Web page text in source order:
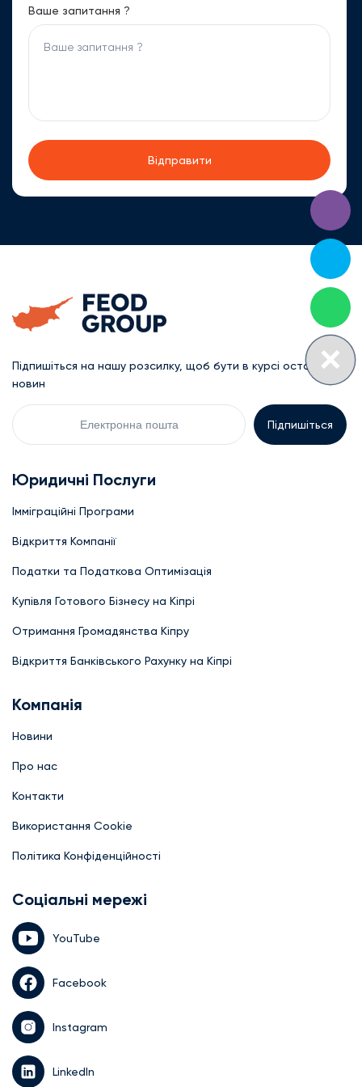
Ваше запитання ?
Підпишіться на нашу розсилку, щоб бути в курсі останніх
новин
Електронна
пошта
Юридичні Послуги
Імміграційні Програми
Відкриття Компанії
Податки та Податкова Оптимізація
Купівля Готового Бізнесу на Кіпрі
Отримання Громадянства Кіпру
Відкриття Банківського Рахунку на Кіпрі
Компанія
Новини
Про нас
Контакти
Використання Cookie
Політика Конфіденційності
Соціальні мережі
YouTube
Facebook
Instagram
LinkedIn